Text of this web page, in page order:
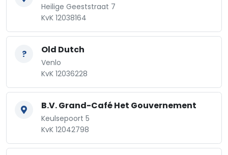
Heilige Geeststraat 7
KvK 12038164
? Old Dutch
Venlo
KvK 12036228
B.V. Grand-Café Het Gouvernement
Keulsepoort 5
KvK 12042798